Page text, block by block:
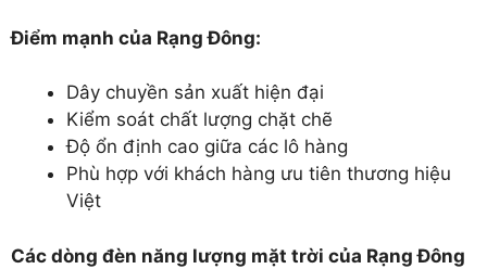
Điểm mạnh của Rạng Đông:
Dây chuyền sản xuất hiện đại
Kiểm soát chất lượng chặt chẽ
Độ ổn định cao giữa các lô hàng
Phù hợp với khách hàng ưu tiên thương hiệu
Việt
Các dòng đèn năng lượng mặt trời của Rạng Đông